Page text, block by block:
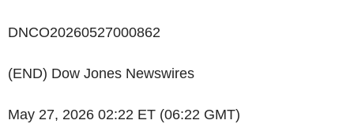
DNCO20260527000862
(END) Dow Jones Newswires
May 27, 2026 02:22 ET (06:22 GMT)